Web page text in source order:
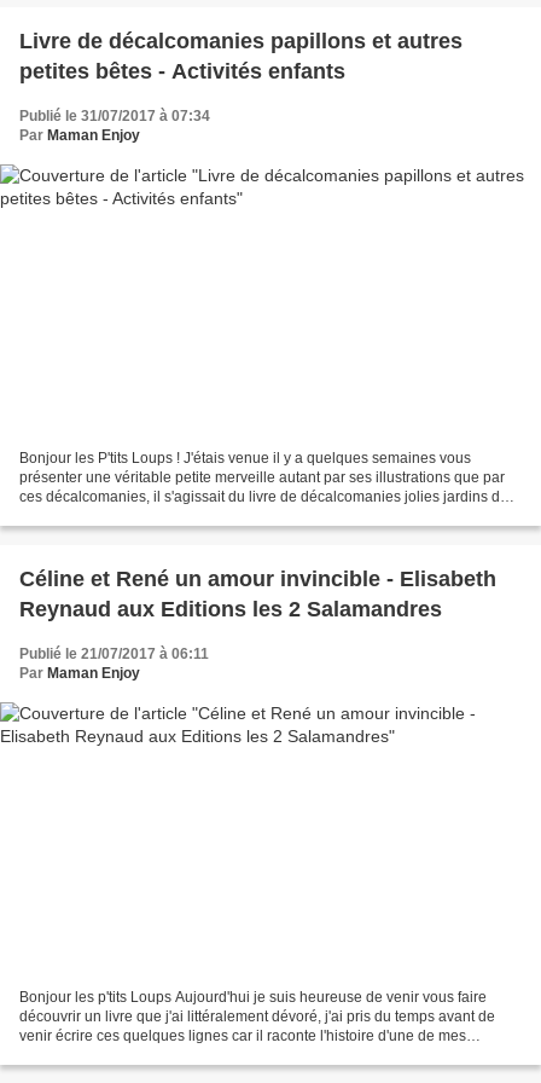
Livre de décalcomanies papillons et autres
petites bêtes - Activités enfants
Publié le 31/07/2017 à 07:34
Par Maman Enjoy
Bonjour les P'tits Loups ! J'étais venue il y a quelques semaines vous
présenter une véritable petite merveille autant par ses illustrations que par
ces décalcomanies, il s'agissait du livre de décalcomanies jolies jardins des
Céline et René un amour invincible - Elisabeth
Reynaud aux Editions les 2 Salamandres
Publié le 21/07/2017 à 06:11
Par Maman Enjoy
Bonjour les p'tits Loups Aujourd'hui je suis heureuse de venir vous faire
découvrir un livre que j'ai littéralement dévoré, j'ai pris du temps avant de
venir écrire ces quelques lignes car il raconte l'histoire d'une de mes